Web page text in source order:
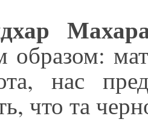
образом:
нас
что та